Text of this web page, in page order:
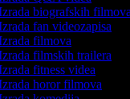
biografskih filmova
fan videozapisa
filmova
filmskih trailera
fitness videa
horor filmova